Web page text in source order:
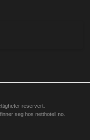
reservert.
seg hos netthotell.no